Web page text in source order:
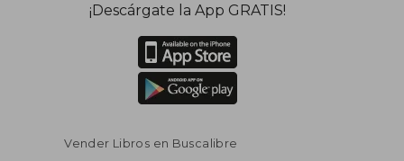
¡Descárgate la App GRATIS!
Vender Libros en Buscalibre